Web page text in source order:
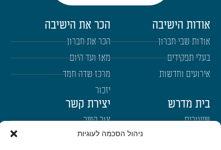
ניהול הסכמה לעוגיות
אודות הישיבה
אודות שבי חברון
בעלי תפקידים
אירועים וחדשות
הכר את הישיבה
הכר את חברון
מאז ועד היום
מרכז שדה חמד
יזכור
בית מדרש
שיעורים
יצירת קשר
צור קשר
הרשמה לשבו"ש